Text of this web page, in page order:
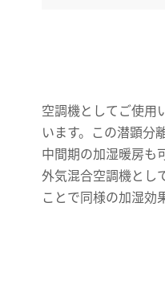
空調機としてご使用
います。この潜顕分
中間期の加湿暖房も
外気混合空調機とし
ことで同様の加湿効